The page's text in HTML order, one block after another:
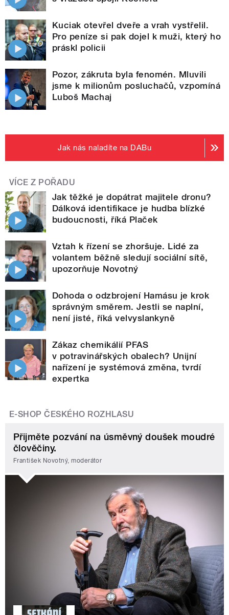
Kuciak otevřel dveře a vrah vystřelil.
Pro peníze si pak dojel k muži, který ho
práskl policii
Pozor, zákruta byla fenomén. Mluvili
jsme k milionům posluchačů, vzpomíná
Luboš Machaj
Jak nás naladíte na DABu
VÍCE Z POŘADU
Jak těžké je dopátrat majitele dronu?
Dálková identifikace je hudba blízké
budoucnosti, říká Plaček
Vztah k řízení se zhoršuje. Lidé za
volantem běžně sledují sociální sítě,
upozorňuje Novotný
Dohoda o odzbrojení Hamásu je krok
správným směrem. Jestli se naplní,
není jisté, říká velvyslankyně
Zákaz chemikálií PFAS
v potravinářských obalech? Unijní
nařízení je systémová změna, tvrdí
expertka
E-SHOP ČESKÉHO ROZHLASU
Přijměte pozvání na úsměvný doušek moudré
člověčiny.
František Novotný, moderátor